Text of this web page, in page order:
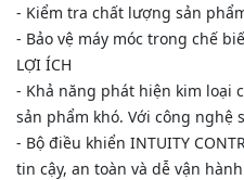
- Kiểm tra chất lượng sản
- Bảo vệ máy móc trong chế
LỢI ÍCH
- Khả năng phát hiện kim loại
sản phẩm khó. Với công nghệ
- Bộ điều khiển INTUITY
tin cậy, an toàn và dễ vận